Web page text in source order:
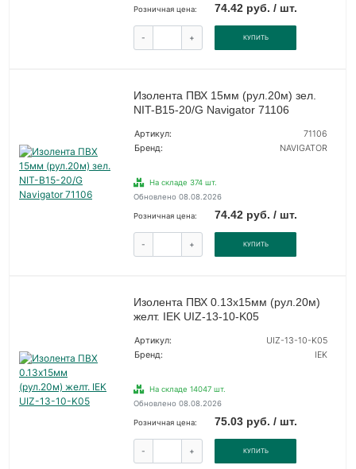
Розничная цена: 74.42 руб. / шт.
- + КУПИТЬ
Изолента ПВХ 15мм (рул.20м) зел.
NIT-B15-20/G Navigator 71106
Артикул:
71106
Бренд:
NAVIGATOR
На складе 374 шт.
Обновлено 08.08.2026
Розничная цена: 74.42 руб. / шт.
- + КУПИТЬ
Изолента ПВХ 0.13х15мм (рул.20м)
желт. IEK UIZ-13-10-K05
Артикул:
UIZ-13-10-K05
Бренд:
IEK
На складе 14047 шт.
Обновлено 08.08.2026
Розничная цена: 75.03 руб. / шт.
- + КУПИТЬ